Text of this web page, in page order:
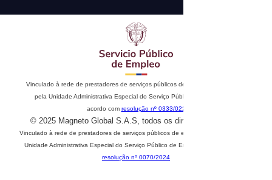
Vinculado à rede de prestadores de serviços públicos de emprego. Autorizado
pela Unidade Administrativa Especial do Serviço Público de Emprego de
acordo com resolução nº 0333/022
© 2025 Magneto Global S.A.S, todos os direitos reservados
Vinculado à rede de prestadores de serviços públicos de emprego. Autorizado pela
Unidade Administrativa Especial do Serviço Público de Emprego de acordo com
resolução nº 0070/2024